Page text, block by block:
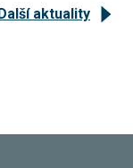
aktuality